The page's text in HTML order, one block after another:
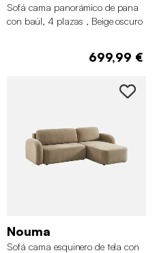
Sofá cama panorámico de pana
con baúl, 4 plazas , Beige oscuro
699,99 €
Nouma
Sofá cama esquinero de tela con